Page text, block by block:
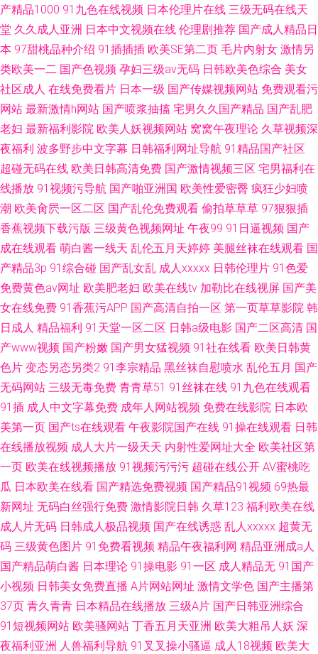
产精品1000 91九色在线视频 日本伦理片在线 三级无码在线天
堂 久久成人亚洲 日本中文视频在线 伦理剧推荐 国产成人精品日
本 97甜桃品种介绍 91插插插 欧美SE第二页 毛片内射女 激情另
类欧美一二 国产色视频 孕妇三级av无码 日韩欧美色综合 美女
社区成人 在线免费看片 日本一级 国产传媒视频网站 免费观看污
网站 最新激情h网站 国产喷浆抽搐 宅男久久国产精品 国产乱肥
老妇 最新福利影院 欧美人妖视频网站 窝窝午夜理论 久草视频深
夜福利 波多野步中文字幕 日韩福利网址导航 91精品国产社区
超碰无码在线 欧美日韩高清免费 国产激情视频三区 宅男福利在
线播放 91视频污导航 国产啪亚洲国 欧美性爱密臀 疯狂少妇喷
潮 欧美肏屄一区二区 国产乱伦免费观看 偷拍草草草 97狠狠插
香蕉视频下载污版 三级黄色视频网址 午夜99 91日逼视频 国产
成在线观看 萌白酱一线天 乱伦五月天婷婷 美腿丝袜在线观看 国
产精品3p 91综合碰 国产乱女乱 成人xxxxx 日韩伦理片 91色爱
免费黄色av网址 欧美肥老妇 欧美在线tv 加勒比在线视屏 国产美
女在线免费 91香蕉污APP 国产高清自拍一区 第一页草草影院 韩
日成人 精品福利 91天堂一区二区 日韩a级电影 国产二区高清 国
产www视频 国产粉嫩 国产男女猛视频 91社在线看 欧美日韩黄
色片 变态另态另类2 91李宗精品 黑丝袜自慰喷水 乱伦五月 国产
无码网站 三级无毒免费 青青草51 91丝袜在线 91九色在线观看
91插 成人中文字幕免费 成年人网站视频 免费在线影院 日本欧
美第一页 国产ts在线观看 午夜影院国产在线 91操在线观看 日韩
在线播放视频 成人大片一级天天 内射性爱网址大全 欧美社区第
一页 欧美在线视频播放 91视频污污污 超碰在线公开 AV蜜桃吃
瓜 日本欧美在线看 国产精选免费视频 国产精品91视频 69热最
新网址 无码白丝强行免费 激情影院日韩 久草123 福利欧美在线
成人片无码 日韩成人极品视频 国产在线诱惑 乱人xxxxx 超黄无
码 三级黄色图片 91免费看视频 精品午夜福利网 精品亚洲成a人
国产精品萌白酱 日本理论 91操电影 91一区 成人精品无 91国产
小视频 日韩美女免费直播 A片网站网址 激情文学色 国产主播第
37页 青久青青 日本精品在线播放 三级A片 国产日韩亚洲综合
91短视频网站 欧美骚网站 丁香五月天亚洲 欧美大粗吊人妖 深
夜福利亚洲 人兽福利导航 91叉叉操小骚逼 成人18视频 欧美大